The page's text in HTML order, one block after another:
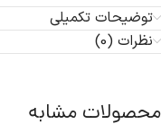
توضیحات تکمیلی
نظرات (0)
محصولات مشابه